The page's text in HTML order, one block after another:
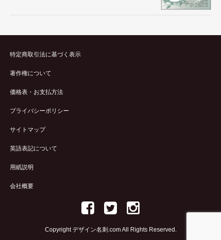
特定商取引法に基づく表示
著作権について
価格表・お支払方法
プライバシーポリシー
サイトマップ
英語表記について
用紙説明
会社概要
Copyright デザイン名刺.com All Rights Reserved.